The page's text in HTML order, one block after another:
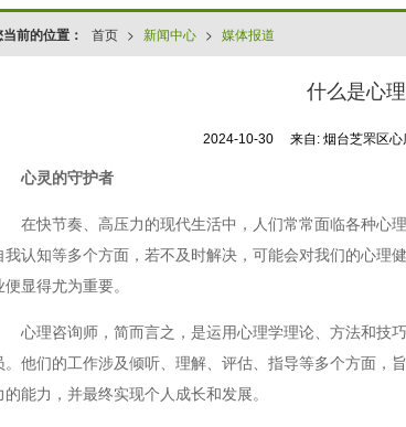
前的位置： 首页 > 新闻中心 > 媒体报道
什么是心
2024-10-30 来自:烟台芝罘区
心灵的守护者
在快节奏、高压力的现代生活中，人们常常面临各种心
我认知等多个方面，若不及时解决，可能会对我们的心理
便显得尤为重要。
心理咨询师，简而言之，是运用心理学理论、方法和技
。他们的工作涉及倾听、理解、评估、指导等多个方面，
的能力，并最终实现个人成长和发展。